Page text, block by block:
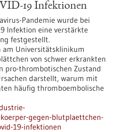
19 Infektionen
Pandemie wurde bei
Infektion eine verstärkte
festgestellt.
am Universitätsklinikum
von schwer erkrankten
pro-thrombotischen Zustand
darstellt, warum mit
häufig thromboembolische
gegen-blutplaettchen-
19-infektionen